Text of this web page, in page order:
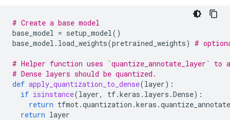
# Create a base model
base_model = setup_model()
base_model . load_weights(pretrained_weights) #
# Helper function uses `quantize_annotate_layer`
# Dense layers should be quantized.
def apply_quantization_to_dense(layer):
if isinstance(layer, tf.keras . layers .Dense):
return tfmot.quantization .keras .
return layer